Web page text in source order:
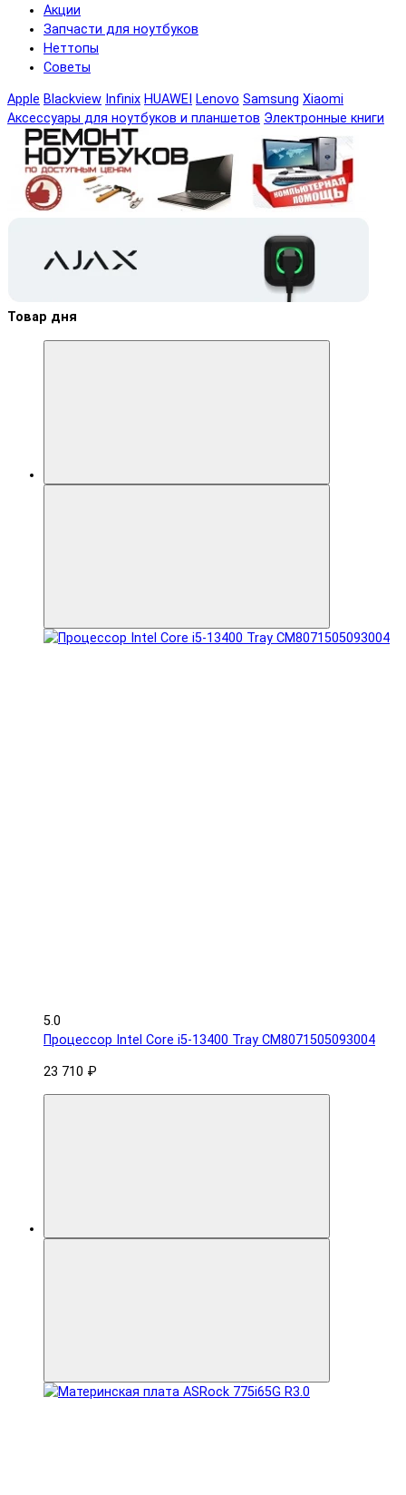
Акции
Запчасти для ноутбуков
Неттопы
Советы
Apple Blackview Infinix HUAWEI Lenovo Samsung Xiaomi
Аксессуары для ноутбуков и планшетов Электронные книги
Товар дня
5.0
Процессор Intel Core i5-13400 Tray CM8071505093004
23 710 ₽